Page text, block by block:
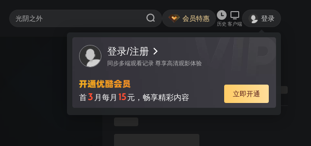
会员特惠
历史 客户端
登录
登录/注册
同步多端观看记录 尊享高清观影体验
首3 月每月 15元，畅享精彩内容 立即开通